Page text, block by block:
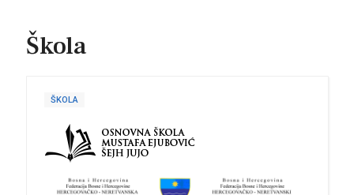
Škola
ŠKOLA